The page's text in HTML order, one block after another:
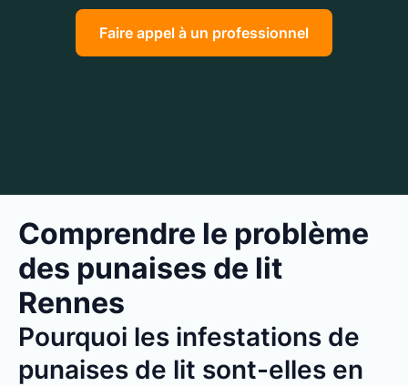
Faire appel à un professionnel
Comprendre le problème
des punaises de lit
Rennes
Pourquoi les infestations de
punaises de lit sont-elles en